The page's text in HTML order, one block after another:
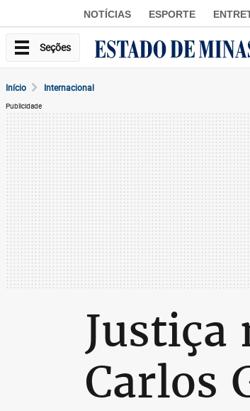
NOTÍCIAS ESPORTE
Seções
Início Internacional
Publicidade
Justiça
Carlos